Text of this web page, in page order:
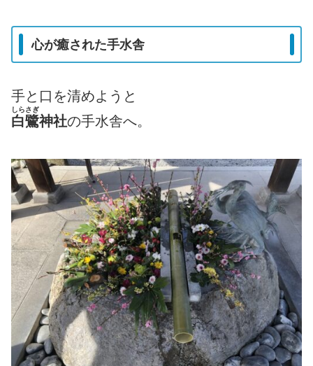
心が癒された手水舎
手と口を清めようと
白鷺
しらさぎ
神社の手水舎へ。